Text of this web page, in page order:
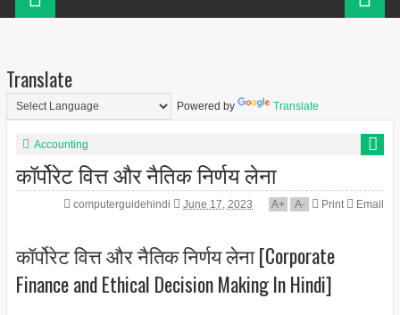
Translate
Powered by Translate
Accounting
कॉर्पोरेट वित्त और नैतिक निर्णय लेना
computerguidehindi June 17, 2023 A+ A- Print Email
कॉर्पोरेट वित्त और नैतिक निर्णय लेना [Corporate
Finance and Ethical Decision Making In Hindi]